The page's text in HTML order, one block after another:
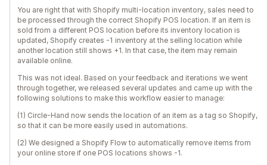
You are right that with Shopify multi-location inventory, sales need to
be processed through the correct Shopify POS location. If an item is
sold from a different POS location before its inventory location is
updated, Shopify creates -1 inventory at the selling location while
another location still shows +1. In that case, the item may remain
available online.
This was not ideal. Based on your feedback and iterations we went
through together, we released several updates and came up with the
following solutions to make this workflow easier to manage:
(1) Circle-Hand now sends the location of an item as a tag so Shopify,
so that it can be more easily used in automations.
(2) We designed a Shopify Flow to automatically remove items from
your online store if one POS locations shows -1.